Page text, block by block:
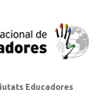
Educadores